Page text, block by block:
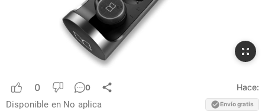
0 0 Hace:
Disponible en No aplica Envío gratis